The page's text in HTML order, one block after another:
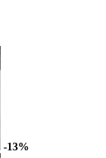
-13%